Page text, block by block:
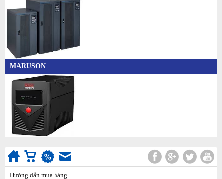
MARUSON
Hướng dẫn mua hàng